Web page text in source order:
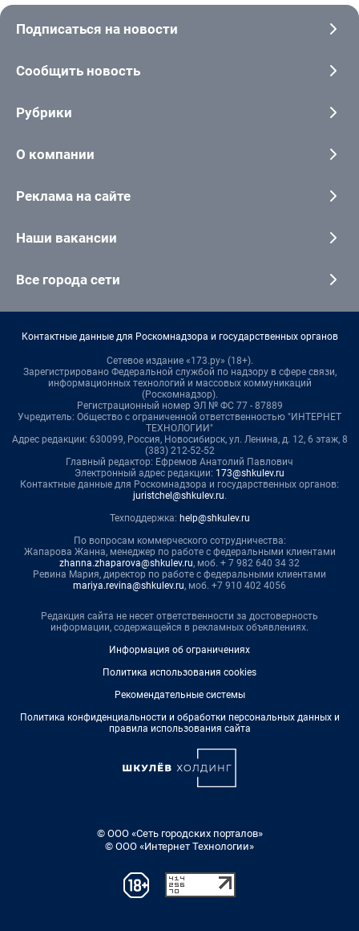
Подписаться на новости
Сообщить новость
Рубрики
О компании
Реклама на сайте
Наши вакансии
Все города сети
Контактные данные для Роскомнадзора и государственных органов
Сетевое издание «173.ру» (18+).
Зарегистрировано Федеральной службой по надзору в сфере связи,
информационных технологий и массовых коммуникаций
(Роскомнадзор).
Регистрационный номер ЭЛ № ФС 77 - 87889
Учредитель: Общество с ограниченной ответственностью "ИНТЕРНЕТ
ТЕХНОЛОГИИ"
Адрес редакции: 630099, Россия, Новосибирск, ул. Ленина, д. 12, 6 этаж, 8
(383) 212-52-52
Главный редактор: Ефремов Анатолий Павлович
Электронный адрес редакции: 173@shkulev.ru
Контактные данные для Роскомнадзора и государственных органов:
juristchel@shkulev.ru.
Техподдержка: help@shkulev.ru
По вопросам коммерческого сотрудничества:
Жапарова Жанна, менеджер по работе с федеральными клиентами
zhanna.zhaparova@shkulev.ru, моб. + 7 982 640 34 32
Ревина Мария, директор по работе с федеральными клиентами
mariya.revina@shkulev.ru, моб. +7 910 402 4056
Редакция сайта не несет ответственности за достоверность
информации, содержащейся в рекламных объявлениях.
Информация об ограничениях
Политика использования cookies
Рекомендательные системы
Политика конфиденциальности и обработки персональных данных и
правила использования сайта
© ООО «Сеть городских порталов»
© ООО «Интернет Технологии»